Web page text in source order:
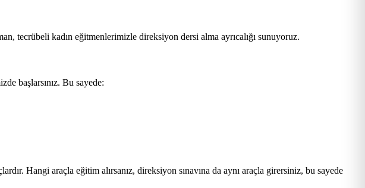
tecrübeli kadın eğitmenlerimizle direksiyon dersi alma ayrıcalığı sunuyoruz.
başlarsınız. Bu sayede:
Hangi araçla eğitim alırsanız, direksiyon sınavına da aynı araçla girersiniz, bu sayede